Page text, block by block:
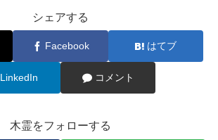
シェアする
Facebook はてブ
LinkedIn コメント
木霊をフォローする